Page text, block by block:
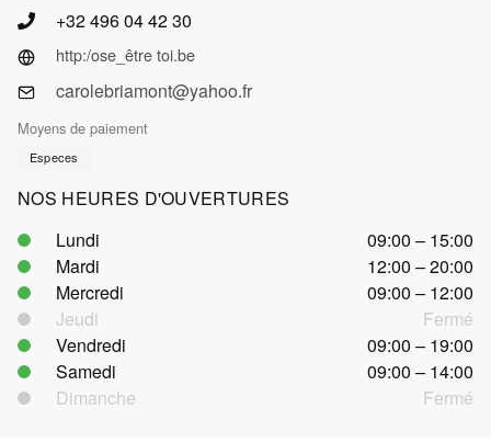
+32 496 04 42 30
http:/ose_être toi.be
carolebriamont@yahoo.fr
Moyens de paiement
Especes
NOS HEURES D'OUVERTURES
Lundi
09:00 – 15:00
Mardi
12:00 – 20:00
Mercredi
09:00 – 12:00
Jeudi
Fermé
Vendredi
09:00 – 19:00
Samedi
09:00 – 14:00
Dimanche
Fermé